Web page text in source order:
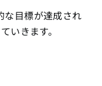
な目標が達成され
いきます。